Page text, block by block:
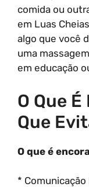
comida ou
em Luas
algo que você
uma
em educação
O Que
Que
O que é
*